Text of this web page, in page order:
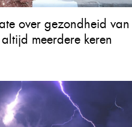
over gezondheid van
meerdere keren